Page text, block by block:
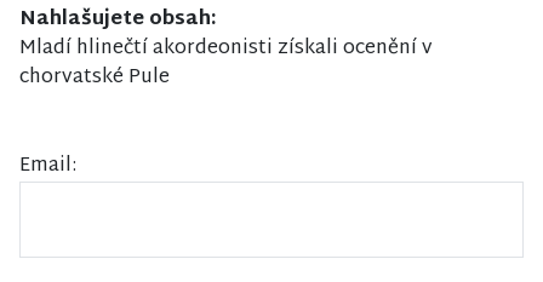
Nahlašujete obsah:
Mladí hlinečtí akordeonisti získali ocenění v
chorvatské Pule
Email: